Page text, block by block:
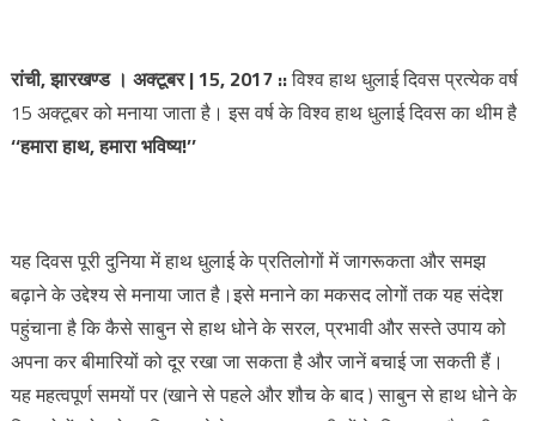
रांची, झारखण्ड । अक्टूबर | 15, 2017::विश्व हाथ धुलाई दिवस प्रत्येक वर्ष
15 अक्टूबर को मनाया जाता है। इस वर्ष के विश्व हाथ धुलाई दिवस का थीम है
‘‘हमारा हाथ, हमारा भविष्य!’’
यह दिवस पूरी दुनिया में हाथ धुलाई के प्रतिलोगों में जागरूकता और समझ
बढ़ाने के उद्देश्य से मनाया जात है।इसे मनाने का मकसद लोगों तक यह संदेश
पहुंचाना है कि कैसे साबुन से हाथ धोने के सरल, प्रभावी और सस्ते उपाय को
अपना कर बीमारियों को दूर रखा जा सकता है और जानें बचाई जा सकती हैं।
यह महत्वपूर्ण समयों पर (खाने से पहले और शौच के बाद ) साबुन से हाथ धोने के